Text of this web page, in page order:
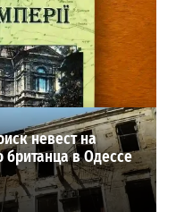
на матрасе и
невест на
британца в Одессе